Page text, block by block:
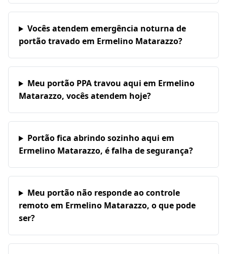
Vocês atendem emergência noturna de
portão travado em Ermelino Matarazzo?
Meu portão PPA travou aqui em Ermelino
Matarazzo, vocês atendem hoje?
Portão fica abrindo sozinho aqui em
Ermelino Matarazzo, é falha de segurança?
Meu portão não responde ao controle
remoto em Ermelino Matarazzo, o que pode
ser?